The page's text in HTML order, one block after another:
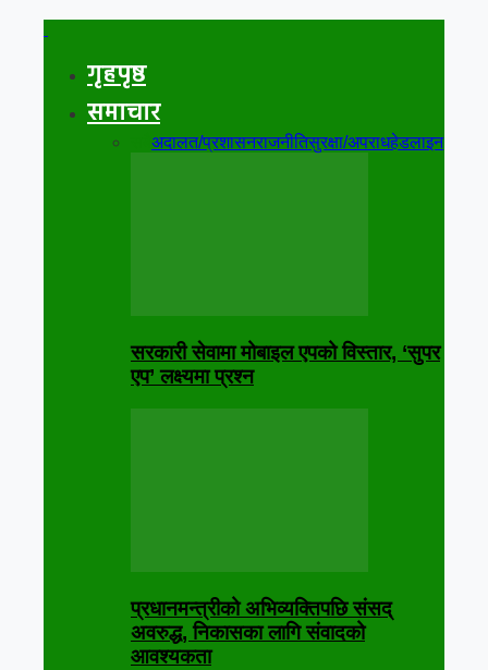
गृहपृष्ठ
समाचार
अदालत/प्रशासनराजनीतिसुरक्षा/अपराधहेडलाइन
सरकारी सेवामा मोबाइल एपको विस्तार, ‘सुपर
एप’ लक्ष्यमा प्रश्न
प्रधानमन्त्रीको अभिव्यक्तिपछि संसद्
अवरुद्ध, निकासका लागि संवादको
आवश्यकता